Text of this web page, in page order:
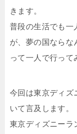
きます。
普段の生活でも一
が、夢の国ならな
って一人で行って
今回は東京ディズ
いて言及します。
東京ディズニーラ